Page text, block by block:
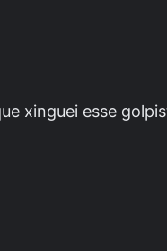
xinguei esse